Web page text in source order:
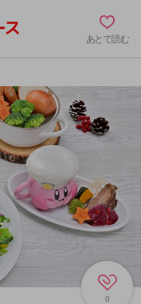
あとで読む
0